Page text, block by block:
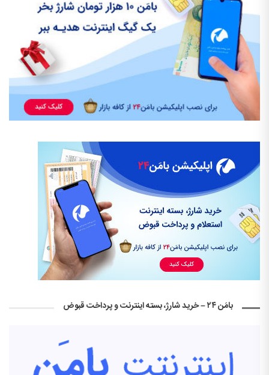
بامَن ۲۴ – خرید شارژ، بسته اینترنت و پرداخت قبوض